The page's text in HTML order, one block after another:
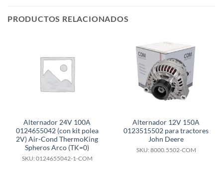
PRODUCTOS RELACIONADOS
Alternador 24V 100A
0124655042 (con kit polea
2V) Air-Cond ThermoKing
Spheros Arco (TK=0)
SKU: 0124655042-1-COM
Alternador 12V 150A
0123515502 para tractores
John Deere
SKU: 8000.5502-COM